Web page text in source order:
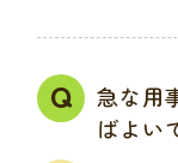
急な用
ばよい